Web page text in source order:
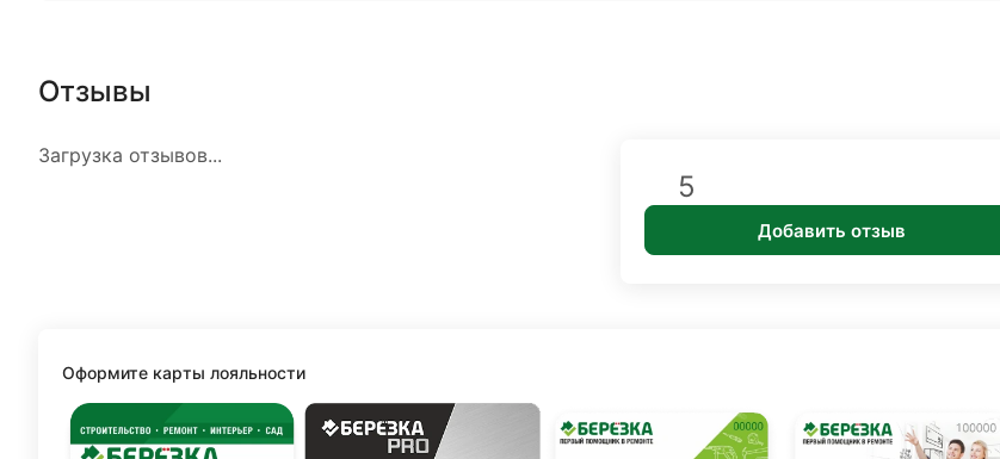
Отзывы
Загрузка отзывов...
5
Добавить отзыв
Оформите карты лояльности